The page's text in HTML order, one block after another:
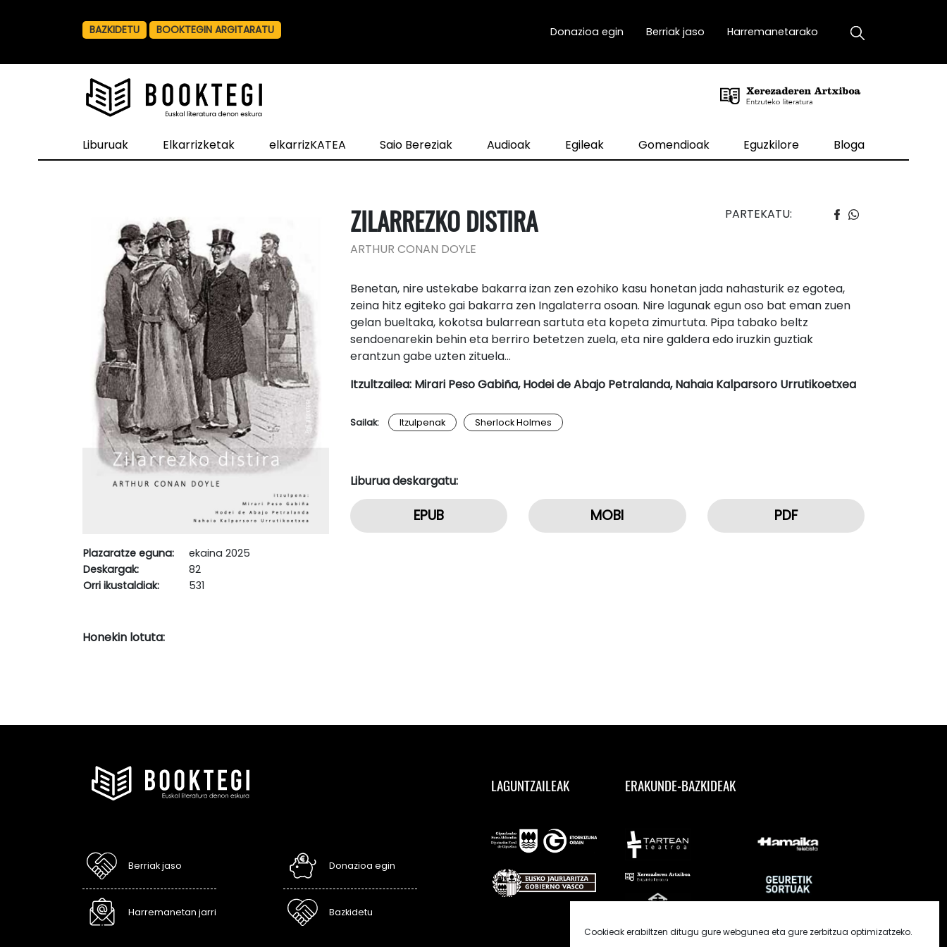
Cookieak erabiltzen ditugu gure webgunea eta gure zerbitzua optimizatzeko.
BAZKIDETU BOOKTEGIN ARGITARATU Donazioa egin Berriak jaso Harremanetarako
Liburuak Elkarrizketak elkarrizKATEA Saio Bereziak Audioak Egileak Gomendioak Eguzkilore Bloga
Plazaratze eguna:
ekaina 2025
Deskargak:
82
Orri ikustaldiak:
531
PARTEKATU:
ZILARREZKO DISTIRA
ARTHUR CONAN DOYLE
Benetan, nire ustekabe bakarra izan zen ezohiko kasu honetan jada nahasturik ez egotea,
zeina hitz egiteko gai bakarra zen Ingalaterra osoan. Nire lagunak egun oso bat eman zuen
gelan bueltaka, kokotsa bularrean sartuta eta kopeta zimurtuta. Pipa tabako beltz
sendoenarekin behin eta berriro betetzen zuela, eta nire galdera edo iruzkin guztiak
erantzun gabe uzten zituela…
Itzultzailea: Mirari Peso Gabiña, Hodei de Abajo Petralanda, Nahaia Kalparsoro Urrutikoetxea
Sailak: Itzulpenak Sherlock Holmes
Liburua deskargatu:
EPUB MOBI PDF
Honekin lotuta:
Berriak jaso
Harremanetan jarri
Donazioa egin
Bazkidetu
LAGUNTZAILEAK ERAKUNDE-BAZKIDEAK